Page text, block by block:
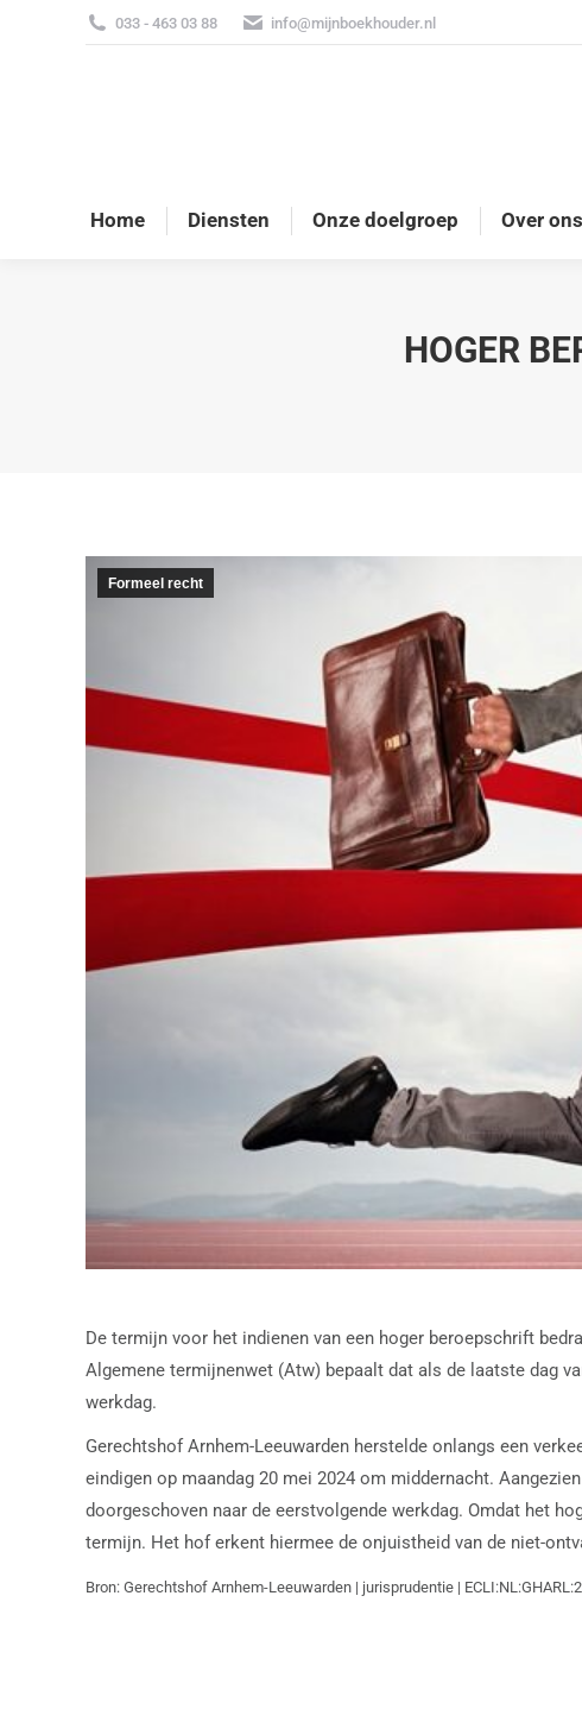
033 - 463 03 88 info@mijnboekhouder.nl
Home Diensten Onze doelgroep Over ons
HOGER
Formeel recht
De termijn voor het indienen van een hoger beroepschrift
Algemene termijnenwet (Atw) bepaalt dat als de laatste dag
werkdag.
Gerechtshof Arnhem-Leeuwarden herstelde onlangs een
eindigen op maandag 20 mei 2024 om middernacht.
doorgeschoven naar de eerstvolgende werkdag. Omdat het
termijn. Het hof erkent hiermee de onjuistheid van de niet-
Bron: Gerechtshof Arnhem-Leeuwarden | jurisprudentie |